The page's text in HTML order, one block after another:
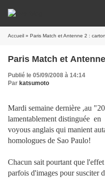
Accueil » Paris Match et Antenne 2 :
Paris Match et
Publié le 05/09/2008 à 14:14
Par katsumoto
Mardi semaine dernière ,au
lamentablement distinguée
voyous anglais qui manient
homologues de Sao Paulo!
Chacun sait pourtant que
parfois d'images pour susciter